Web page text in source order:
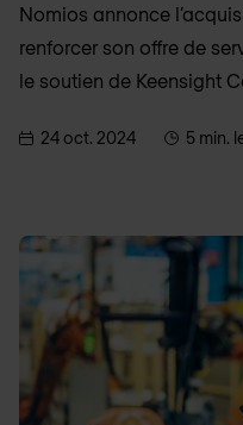
Nomios annonce
renforcer son offre de
le soutien de Keensight
24 oct. 2024 5 min.